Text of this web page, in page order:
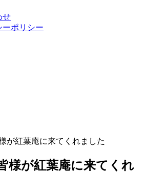
せ
ーポリシー
が紅葉庵に来てくれました
様が紅葉庵に来てくれ